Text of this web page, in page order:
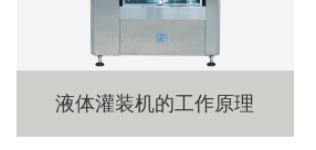
液体灌装机的工作原理